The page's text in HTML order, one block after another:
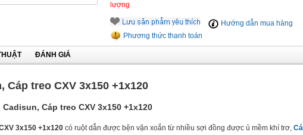
lượng
Hướng dẫn mua hàng
Phương thức thanh toán
ĐÁNH GIÁ
Cáp treo CXV 3x150 +1x120
Cáp treo CXV 3x150 +1x120
3x150 +1x120 có ruột dẫn được bện vặn xoắn từ nhiều sợi đồng được ủ mềm khí trơ,